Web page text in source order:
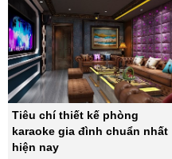
Tiêu chí thiết kế phòng
karaoke gia đình chuẩn nhất
hiện nay